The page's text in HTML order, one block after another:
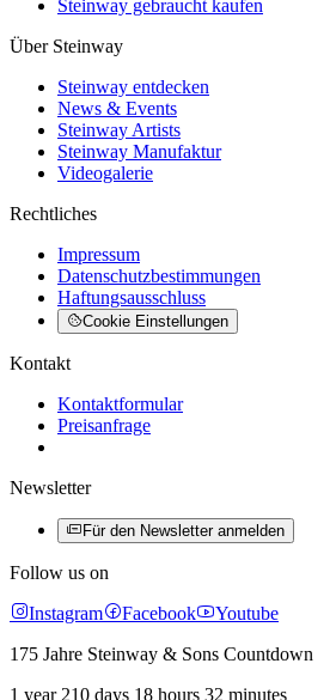
Steinway gebraucht kaufen
Über Steinway
Steinway entdecken
News & Events
Steinway Artists
Steinway Manufaktur
Videogalerie
Rechtliches
Impressum
Datenschutzbestimmungen
Haftungsausschluss
Cookie Einstellungen
Kontakt
Kontaktformular
Preisanfrage
Newsletter
Für den Newsletter anmelden
Follow us on
Instagram
Facebook
Youtube
175 Jahre Steinway & Sons Countdown
1 year 210 days 18 hours 32 minutes